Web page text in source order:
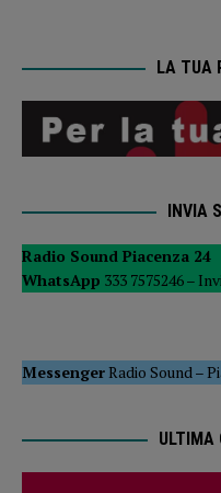
LA TUA
INVIA
Radio Sound Piacenza 24
WhatsApp 333 7575246 –
MessengerRadio Sound –
ULTIMA